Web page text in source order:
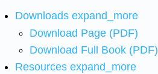
Downloads expand_more
Download Page (PDF)
Download Full Book (PDF)
Resources expand_more